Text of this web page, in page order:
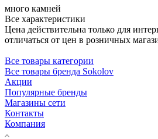
много камней
Все характеристики
Цена действительна только для
отличаться от цен в розничных
Все товары категории
Все товары бренда Sokolov
Акции
Популярные бренды
Магазины сети
Контакты
Компания